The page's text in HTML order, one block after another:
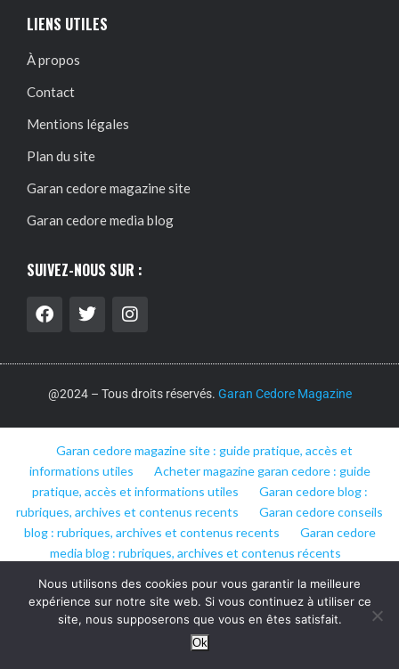
LIENS UTILES
À propos
Contact
Mentions légales
Plan du site
Garan cedore magazine site
Garan cedore media blog
SUIVEZ-NOUS SUR :
@2024 – Tous droits réservés. Garan Cedore Magazine
Garan cedore magazine site : guide pratique, accès et
informations utiles
Acheter magazine garan cedore : guide
pratique, accès et informations utiles
Garan cedore blog :
rubriques, archives et contenus recents
Garan cedore conseils
blog : rubriques, archives et contenus recents
Garan cedore
media blog : rubriques, archives et contenus récents
Nous utilisons des cookies pour vous garantir la meilleure
expérience sur notre site web. Si vous continuez à utiliser ce
site, nous supposerons que vous en êtes satisfait.
Ok